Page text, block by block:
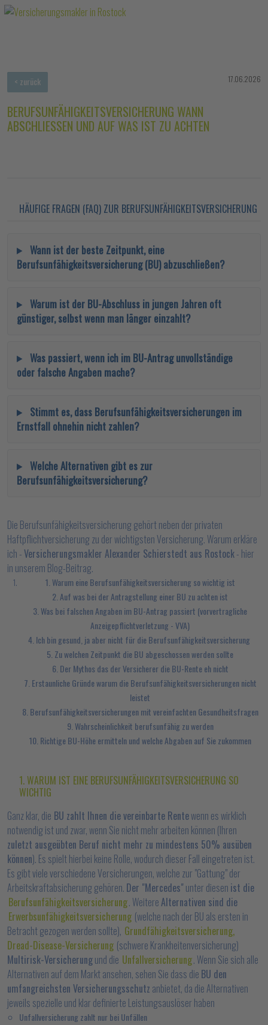
< zurück 17.06.2026
BERUFSUNFÄHIGKEITSVERSICHERUNG WANN
ABSCHLIESSEN UND AUF WAS IST ZU ACHTEN
HÄUFIGE FRAGEN (FAQ) ZUR BERUFSUNFÄHIGKEITSVERSICHERUNG
Wann ist der beste Zeitpunkt, eine
Berufsunfähigkeitsversicherung (BU) abzuschließen?
Warum ist der BU-Abschluss in jungen Jahren oft
günstiger, selbst wenn man länger einzahlt?
Was passiert, wenn ich im BU-Antrag unvollständige
oder falsche Angaben mache?
Stimmt es, dass Berufsunfähigkeitsversicherungen im
Ernstfall ohnehin nicht zahlen?
Welche Alternativen gibt es zur
Berufsunfähigkeitsversicherung?
Die Berufsunfähigkeitsversicherung gehört neben der privaten
Haftpflichtversicherung zu der wichtigsten Versicherung. Warum erkläre
ich -Versicherungsmakler Alexander Schierstedt aus Rostock- hier
in unserem Blog-Beitrag.
1. Warum eine Berufsunfähigkeitsversicherung so wichtig ist
2. Auf was bei der Antragstellung einer BU zu achten ist
3. Was bei falschen Angaben im BU-Antrag passiert (vorvertragliche
Anzeigepflichtverletzung - VVA)
4. Ich bin gesund, ja aber nicht für die Berufsunfähigkeitsversicherung
5. Zu welchen Zeitpunkt die BU abgeschossen werden sollte
6. Der Mythos das der Versicherer die BU-Rente eh nicht
7. Erstaunliche Gründe warum die Berufsunfähigkeitsversicherungen nicht
leistet
8. Berufsunfähigkeitsversicherungen mit vereinfachten Gesundheitsfragen
9. Wahrscheinlichkeit berufsunfähig zu werden
10. Richtige BU-Höhe ermitteln und welche Abgaben auf Sie zukommen
1. WARUM IST EINE BERUFSUNFÄHIGKEITSVERSICHERUNG SO
WICHTIG
Ganz klar, die BU zahlt Ihnen die vereinbarte Rentewenn es wirklich
notwendig ist und zwar, wenn Sie nicht mehr arbeiten können (Ihren
zuletzt ausgeübten Beruf nicht mehr zu mindestens 50% ausüben
können). Es spielt hierbei keine Rolle, wodurch dieser Fall eingetreten ist.
Es gibt viele verschiedene Versicherungen, welche zur "Gattung" der
Arbeitskraftabsicherung gehören. Der "Mercedes"unter diesen ist die
Berufsunfähigkeitsversicherung. WeitereAlternativen sind die
Erwerbsunfähigkeitsversicherung (welche nach der BU als ersten in
Betracht gezogen werden sollte), Grundfähigkeitsversicherung,
Dread-Disease-Versicherung (schwere Krankheitenversicherung)
Multirisk-Versicherungund die Unfallversicherung. Wenn Sie sich alle
Alternativen auf dem Markt ansehen, sehen Sie dass die BU den
umfangreichsten Versicherungsschutz anbietet, da die Alternativen
jeweils spezielle und klar definierte Leistungsauslöser haben
Unfallversicherung zahlt nur bei Unfällen